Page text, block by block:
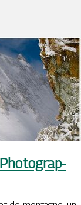
Pho­tog­rap­